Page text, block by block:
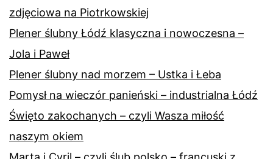
zdjęciowa na Piotrkowskiej
Plener ślubny Łódź klasyczna i nowoczesna –
Jola i Paweł
Plener ślubny nad morzem – Ustka i Łeba
Pomysł na wieczór panieński – industrialna Łódź
Święto zakochanych – czyli Wasza miłość
naszym okiem